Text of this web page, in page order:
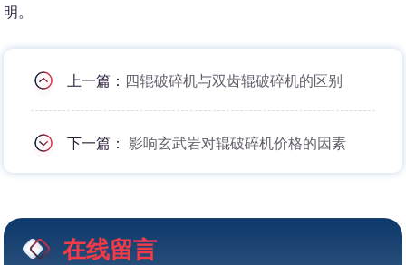
明。
上一篇： 四辊破碎机与双齿辊破碎机的区别
下一篇：影响玄武岩对辊破碎机价格的因素
在线留言